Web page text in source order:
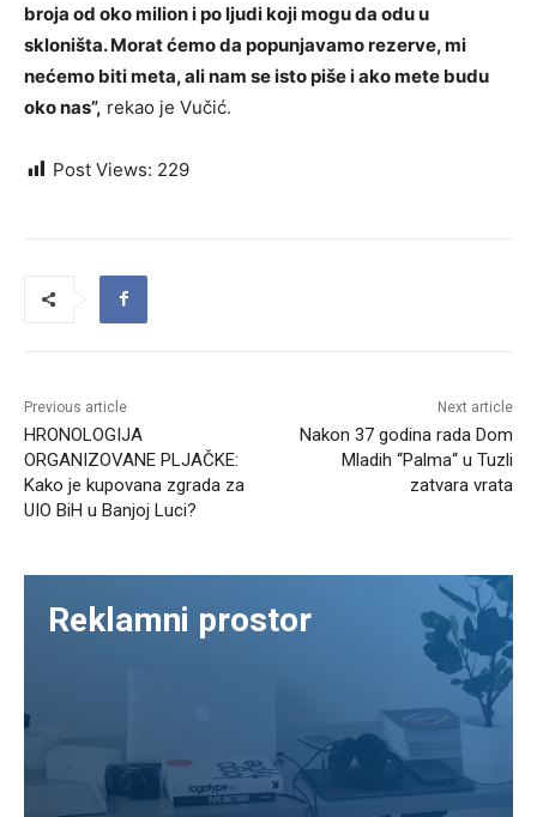
broja od oko milion i po ljudi koji mogu da odu u
skloništa. Morat ćemo da popunjavamo rezerve, mi
nećemo biti meta, ali nam se isto piše i ako mete budu
oko nas”, rekao je Vučić.
Post Views: 229
Previous article
HRONOLOGIJA
ORGANIZOVANE PLJAČKE:
Kako je kupovana zgrada za
UIO BiH u Banjoj Luci?
Next article
Nakon 37 godina rada Dom
Mladih ‘‘Palma‘‘ u Tuzli
zatvara vrata
Reklamni prostor